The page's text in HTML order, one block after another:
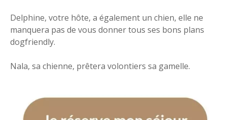
Delphine, votre hôte, a également un chien, elle ne
manquera pas de vous donner tous ses bons plans
dogfriendly.
Nala, sa chienne, prêtera volontiers sa gamelle.